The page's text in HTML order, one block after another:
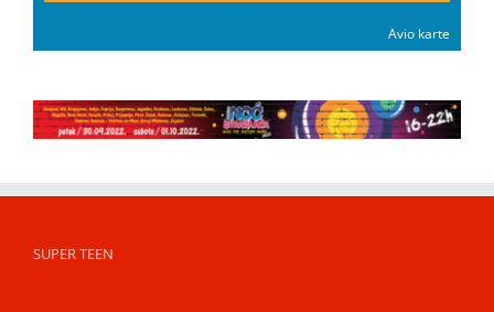
Avio karte
SUPER TEEN